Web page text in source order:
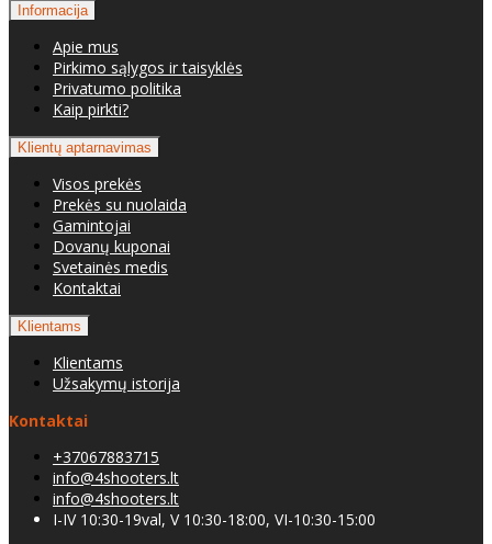
Informacija
Apie mus
Pirkimo sąlygos ir taisyklės
Privatumo politika
Kaip pirkti?
Klientų aptarnavimas
Visos prekės
Prekės su nuolaida
Gamintojai
Dovanų kuponai
Svetainės medis
Kontaktai
Klientams
Klientams
Užsakymų istorija
Kontaktai
+37067883715
info@4shooters.lt
info@4shooters.lt
I-IV 10:30-19val, V 10:30-18:00, VI-10:30-15:00